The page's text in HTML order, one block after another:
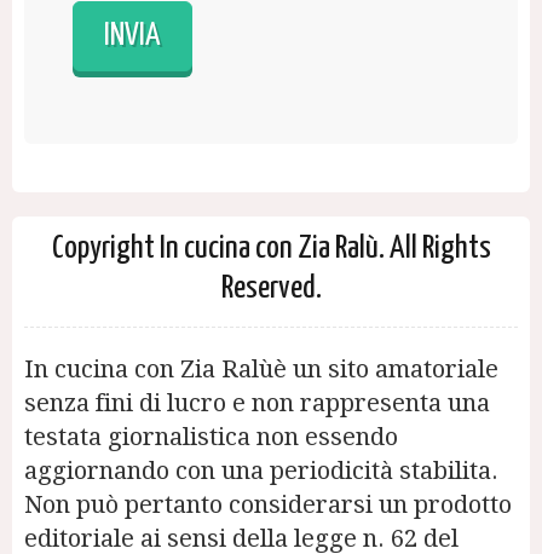
Copyright In cucina con Zia Ralù. All Rights
Reserved.
In cucina con Zia Ralùè un sito amatoriale
senza fini di lucro e non rappresenta una
testata giornalistica non essendo
aggiornando con una periodicità stabilita.
Non può pertanto considerarsi un prodotto
editoriale ai sensi della legge n. 62 del